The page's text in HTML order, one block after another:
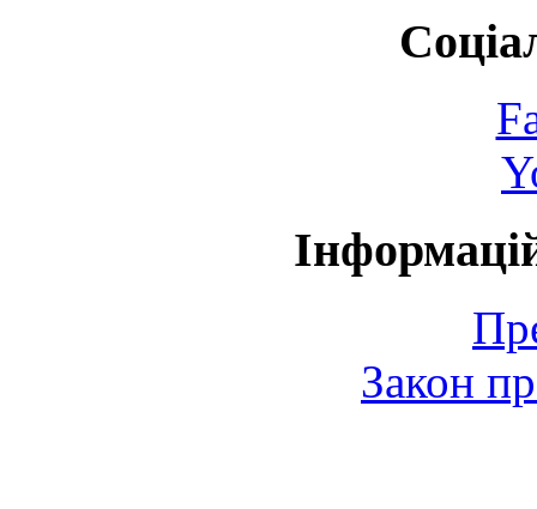
Закон